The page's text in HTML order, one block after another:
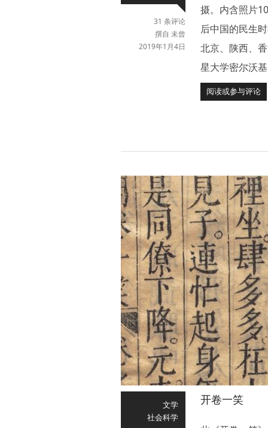
31 条评论
撰自 未曾
2019年1月4日
摄。内含照片
后中国的民生
北京、陕西、
星大学密尔沃
阅读或参与评论
文学
社会科学
开卷一笑